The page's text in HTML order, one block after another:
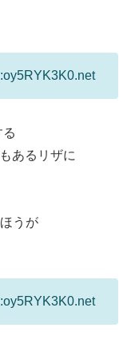
あるリザに
うが